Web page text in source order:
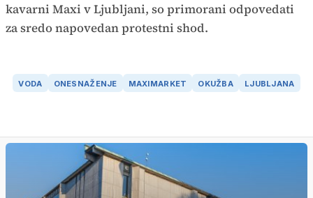
kavarni Maxi v Ljubljani, so primorani odpovedati
za sredo napovedan protestni shod.
VODA ONESNAŽENJE MAXIMARKET OKUŽBA LJUBLJANA